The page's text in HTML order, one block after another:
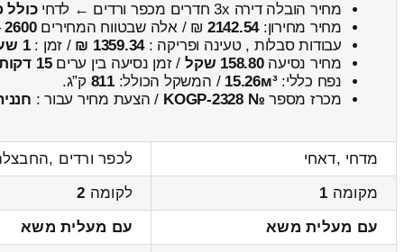
מחיר הובלה דירה 3x חדרים מכפר ורדים ← לדחי
כולל
מחיר מחירון:2142.54 ₪ / אלה שבטווח המחירים2600
עבודות סבלות , טעינה ופריקה :1359.34 ₪ / זמן :1 שעות 2 דקות
מחיר נסיעה158.80 שקל / זמן נסיעה בין ערים15 דקות
נפח כללי:15.26м³ / המשקל הכולל:811 ק”ג.
מכרז מספר № KOGP-2328 / הצעת מחיר עבור :
מדחי ,דאחי
לכפר ורדים
מקומה 1 לקומה 2
עם מעלית משא
עם מעלית משא